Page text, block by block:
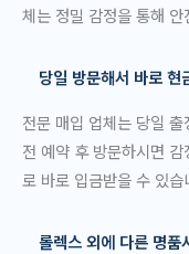
체는 정밀 감정을 통해
당일 방문해서 바로 현
전문 매입 업체는 당일
전 예약 후 방문하시면
로 바로 입금받을 수 있습
롤렉스 외에 다른 명품